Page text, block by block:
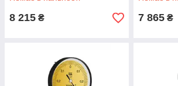
8 215 ₴ 7 865 ₴